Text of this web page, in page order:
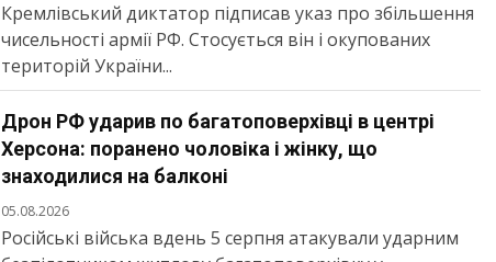
Кремлівський диктатор підписав указ про збільшення
чисельності армії РФ. Стосується він і окупованих
територій України...
Дрон РФ ударив по багатоповерхівці в центрі
Херсона: поранено чоловіка і жінку, що
знаходилися на балконі
05.08.2026
Російські війська вдень 5 серпня атакували ударним